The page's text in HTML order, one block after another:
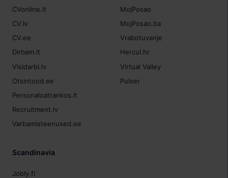
CVonline.lt
CV.lv
CV.ee
Dirbam.lt
Visidarbi.lv
Otsintood.ee
Personaloatrankos.lt
Recruitment.lv
Varbamisteenused.ee
MojPosao
MojPosao.ba
Vrabotuvanje
Hercul.hr
Virtual Valley
Pulser
Scandinavia
Jobly.fi